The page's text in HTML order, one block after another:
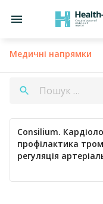
Медичні напрямки
Consilium.
профілактика
регуляція